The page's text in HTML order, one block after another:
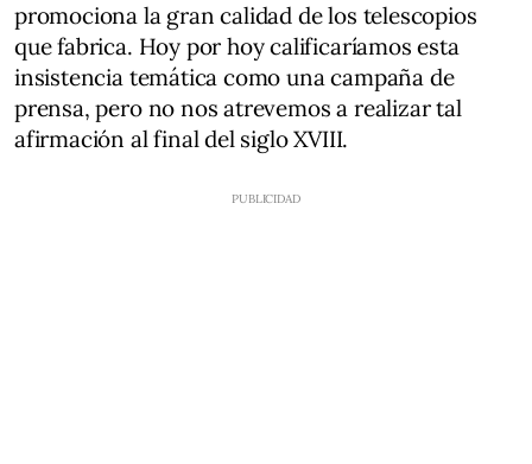
promociona la gran calidad de los telescopios
que fabrica. Hoy por hoy calificaríamos esta
insistencia temática como una campaña de
prensa, pero no nos atrevemos a realizar tal
afirmación al final del siglo XVIII.